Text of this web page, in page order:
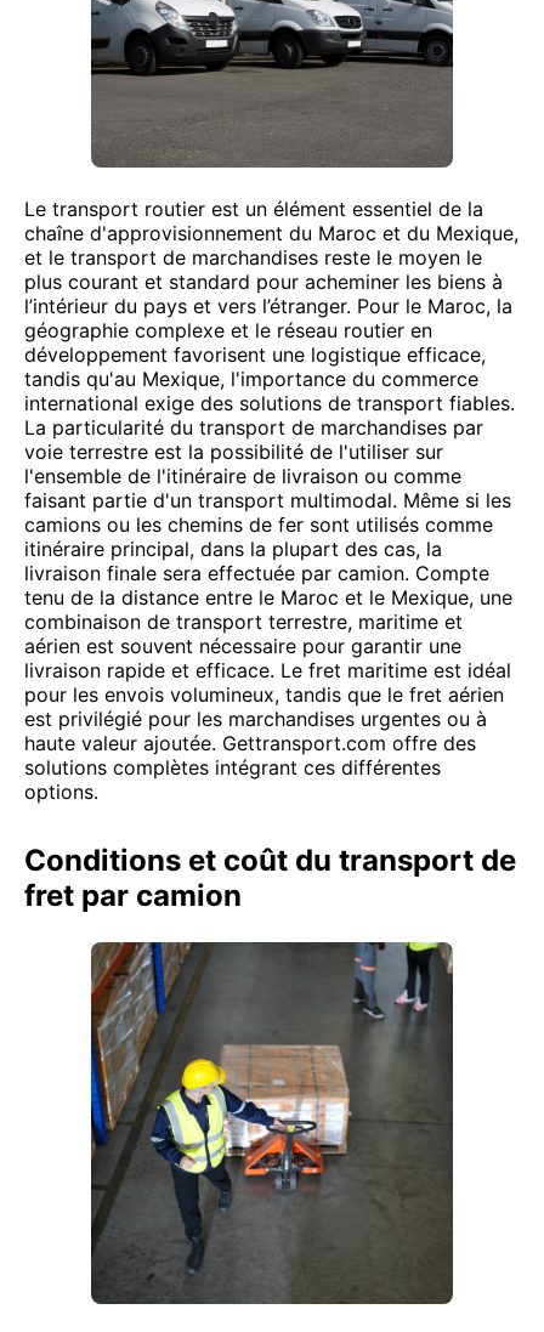
Le transport routier est un élément essentiel de la
chaîne d'approvisionnement du Maroc et du Mexique,
et le transport de marchandises reste le moyen le
plus courant et standard pour acheminer les biens à
l’intérieur du pays et vers l’étranger. Pour le Maroc, la
géographie complexe et le réseau routier en
développement favorisent une logistique efficace,
tandis qu'au Mexique, l'importance du commerce
international exige des solutions de transport fiables.
La particularité du transport de marchandises par
voie terrestre est la possibilité de l'utiliser sur
l'ensemble de l'itinéraire de livraison ou comme
faisant partie d'un transport multimodal. Même si les
camions ou les chemins de fer sont utilisés comme
itinéraire principal, dans la plupart des cas, la
livraison finale sera effectuée par camion. Compte
tenu de la distance entre le Maroc et le Mexique, une
combinaison de transport terrestre, maritime et
aérien est souvent nécessaire pour garantir une
livraison rapide et efficace. Le fret maritime est idéal
pour les envois volumineux, tandis que le fret aérien
est privilégié pour les marchandises urgentes ou à
haute valeur ajoutée. Gettransport.com offre des
solutions complètes intégrant ces différentes
options.
Conditions et coût du transport de
fret par camion